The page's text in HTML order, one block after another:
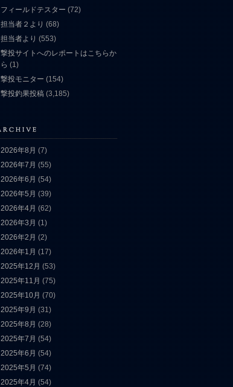
フィールドテスター(72)
担当者２より(68)
担当者より(553)
撃投サイトへのレポートはこちらか
ら(1)
撃投モニター(154)
撃投釣果投稿(3,185)
2026年8月(7)
2026年7月(55)
2026年6月(54)
2026年5月(39)
2026年4月(62)
2026年3月(1)
2026年2月(2)
2026年1月(17)
2025年12月(53)
2025年11月(75)
2025年10月(70)
2025年9月(31)
2025年8月(28)
2025年7月(54)
2025年6月(54)
2025年5月(74)
2025年4月(54)